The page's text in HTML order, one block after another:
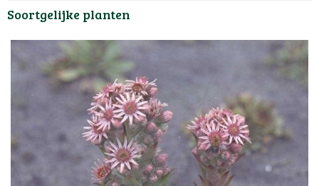
Soortgelijke planten